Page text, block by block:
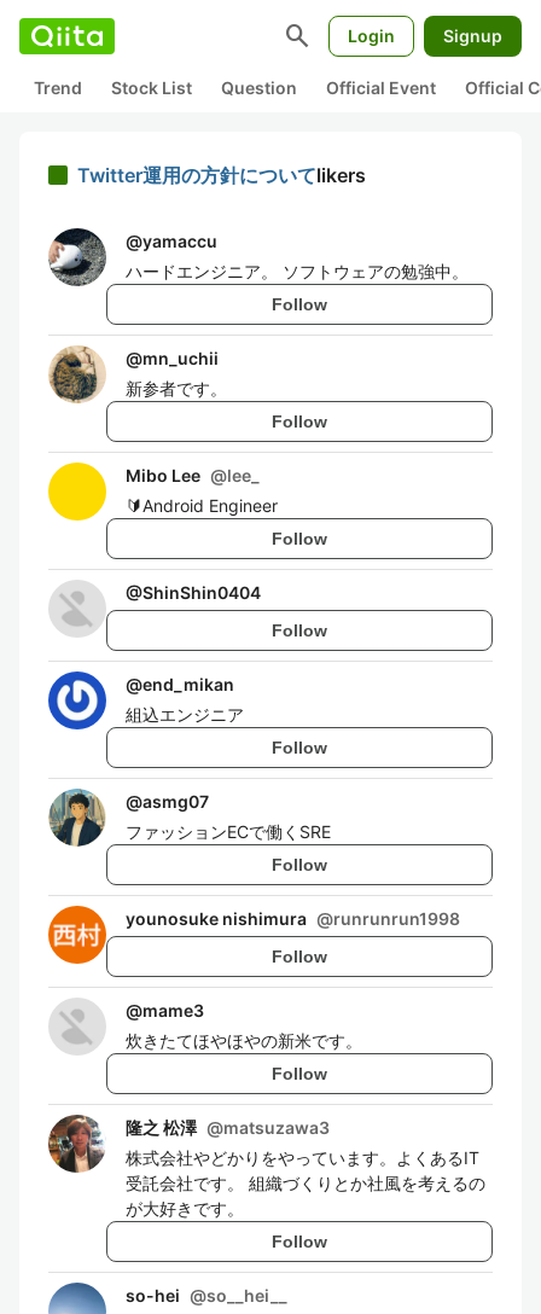
search Login Signup
Trend Stock List Question Official Event Official
Twitter運用の方針についてlikers
@yamaccu
ハードエンジニア。 ソフトウェアの勉強中。
Follow
@mn_uchii
新参者です。
Follow
Mibo Lee @lee_
🔰Android Engineer
Follow
@ShinShin0404
Follow
@end_mikan
組込エンジニア
Follow
@asmg07
ファッションECで働くSRE
Follow
younosuke nishimura @runrunrun1998
Follow
@mame3
炊きたてほやほやの新米です。
Follow
隆之 松澤 @matsuzawa3
株式会社やどかりをやっています。よくあるIT
受託会社です。 組織づくりとか社風を考えるの
が大好きです。
Follow
so-hei @so__hei__